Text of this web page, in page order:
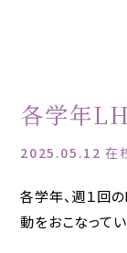
各学年
2025.05.12在
各学年、週１回
動をおこなってい